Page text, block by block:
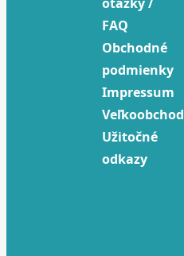
FAQ
Obchodné
podmienky
Impressum
Veľkoobchod
Užitočné
odkazy